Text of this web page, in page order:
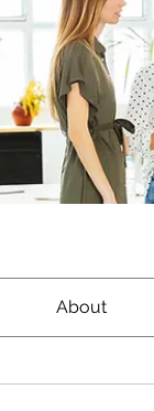
About